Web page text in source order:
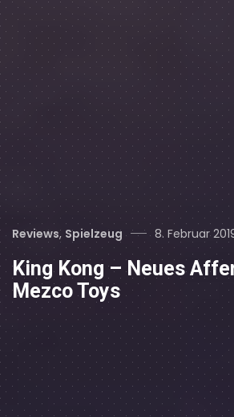
Categories
Reviews, Spielzeug
Posted
on
8. Februar
King Kong – Neues
Mezco Toys